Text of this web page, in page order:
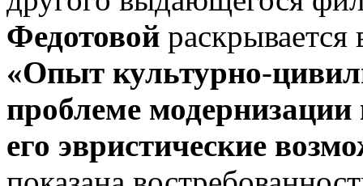
Федотовой раскрывается
«Опыт культурно-
проблеме
его эвристические